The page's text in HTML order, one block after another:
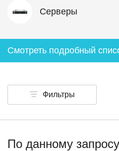
Серверы
Смотреть подробный
Фильтры
По данному